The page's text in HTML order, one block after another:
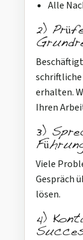
Alle
2)
erhalten.
Ihren
3)
Viele
Gespräch
lösen.
4)